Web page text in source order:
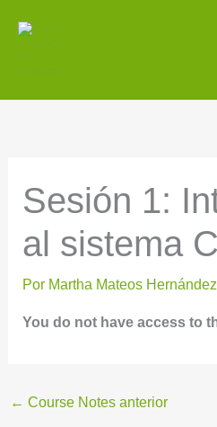
Sesión 1:
al sistema
Por Martha Mateos Hernández
You do not have access to
← Course Notes anterior